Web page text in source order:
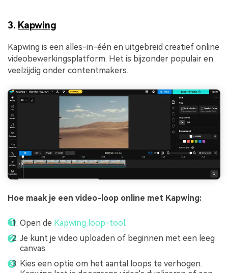
3. Kapwing
Kapwing is een alles-in-één en uitgebreid creatief online
videobewerkingsplatform. Het is bijzonder populair en
veelzijdig onder contentmakers.
Hoe maak je een video-loop online met Kapwing:
Open de Kapwing loop-tool .
Je kunt je video uploaden of beginnen met een leeg
canvas.
Kies een optie om het aantal loops te verhogen.